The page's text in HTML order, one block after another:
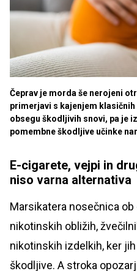
Čeprav je morda še nerojeni
primerjavi s kajenjem
obsegu škodljivih snovi, pa je
pomembne škodljive učinke
E-cigarete, vejpi in
niso varna alternativa
Marsikatera nosečnica
nikotinskih obližih,
nikotinskih izdelkih, ker
škodljive. A stroka